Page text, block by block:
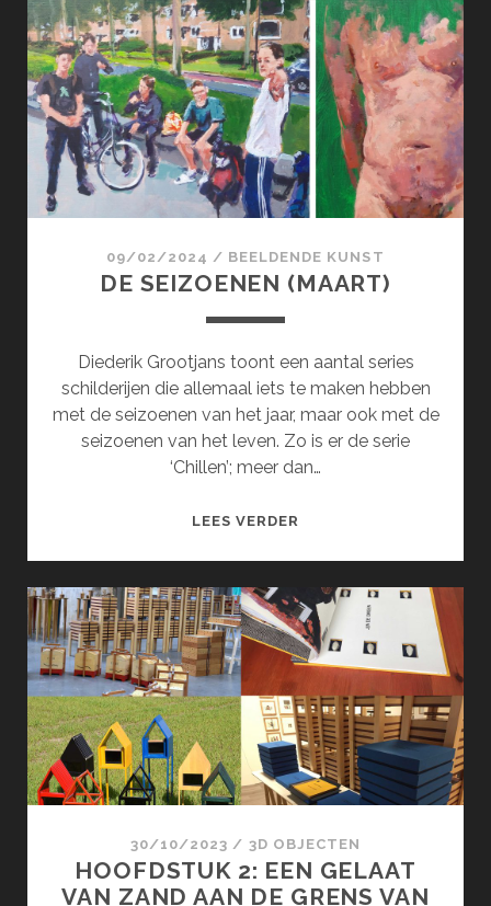
JAAR
!
(APRIL)
09/02/2024 / BEELDENDE KUNST
DE SEIZOENEN (MAART)
Diederik Grootjans toont een aantal series
schilderijen die allemaal iets te maken hebben
met de seizoenen van het jaar, maar ook met de
seizoenen van het leven. Zo is er de serie
‘Chillen’; meer dan…
LEES VERDER
30/10/2023 / 3D OBJECTEN
HOOFDSTUK 2: EEN GELAAT
VAN ZAND AAN DE GRENS VAN